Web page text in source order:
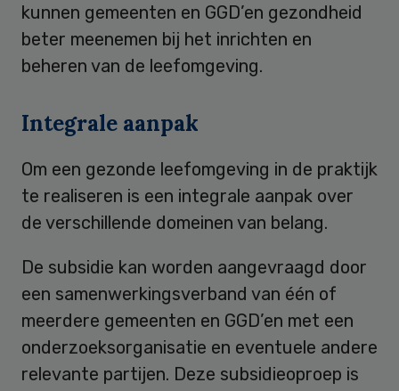
kunnen gemeenten en GGD’en gezondheid
beter meenemen bij het inrichten en
beheren van de leefomgeving.
Integrale aanpak
Om een gezonde leefomgeving in de praktijk
te realiseren is een integrale aanpak over
de verschillende domeinen van belang.
De subsidie kan worden aangevraagd door
een samenwerkingsverband van één of
meerdere gemeenten en GGD’en met een
onderzoeksorganisatie en eventuele andere
relevante partijen. Deze subsidieoproep is